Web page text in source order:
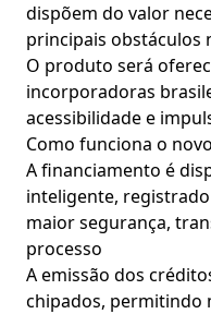
dispõem do valor
principais obstáculos
O produto será
incorporadoras
acessibilidade e
Como funciona o
A financiamento é
inteligente,
maior segurança,
processo
A emissão dos
chipados, permitindo